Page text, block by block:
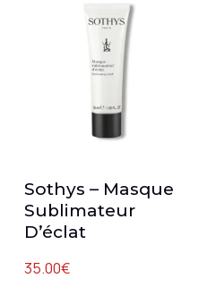
Sothys – Masque
Sublimateur
D’éclat
35.00€